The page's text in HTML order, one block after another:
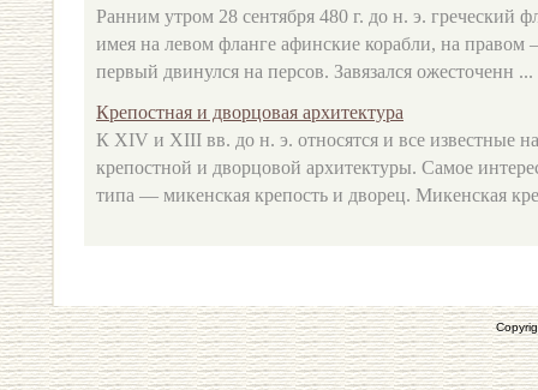
Ранним утром 28 сентября 480 г. до н. э. греческий
имея на левом фланге афинские корабли, на правом
первый двинулся на персов. Завязался ожесточенн ...
Крепостная и дворцовая архитектура
К XIV и XIII вв. до н. э. относятся и все известные
крепостной и дворцовой архитектуры. Самое
типа — микенская крепость и дворец. Микенская